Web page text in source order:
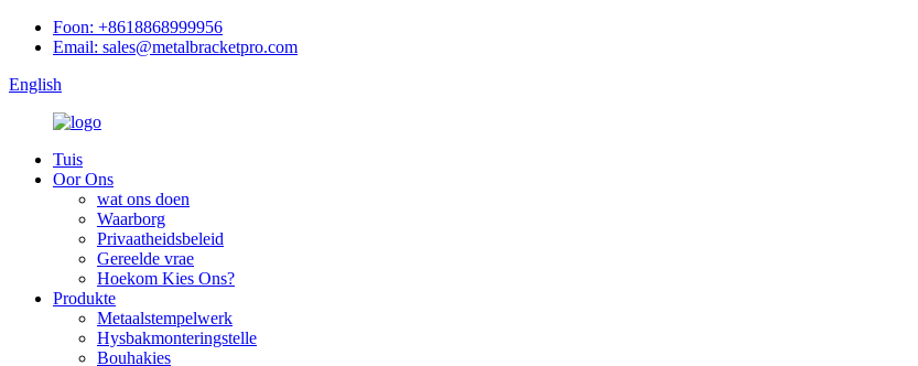
Foon: +8618868999956
Email: sales@metalbracketpro.com
English
Tuis
Oor Ons
wat ons doen
Waarborg
Privaatheidsbeleid
Gereelde vrae
Hoekom Kies Ons?
Produkte
Metaalstempelwerk
Hysbakmonteringstelle
Bouhakies